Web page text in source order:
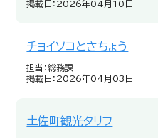
掲載日：2026年04月10日
チョイソコとさちょう
担当：総務課
掲載日：2026年04月03日
土佐町観光タリフ